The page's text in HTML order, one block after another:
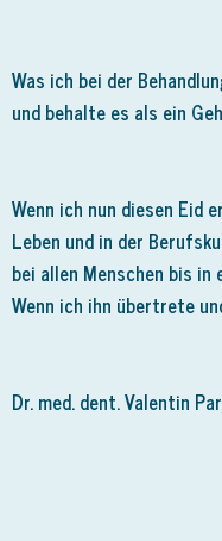
Was ich bei der
und behalte es als ein
Wenn ich nun diesen Eid
Leben und in der
bei allen Menschen bis in
Wenn ich ihn übertrete
Dr. med. dent. Valentin